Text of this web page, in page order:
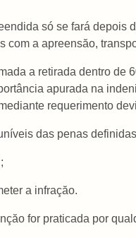
só se fará
com a apreensăo,
a retirada dentro
apurada na
requerimento
das penas
a infraçăo.
for praticada por